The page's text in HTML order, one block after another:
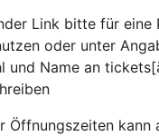
Link bitte für eine
oder unter
und Name an
Öffnungszeiten kann